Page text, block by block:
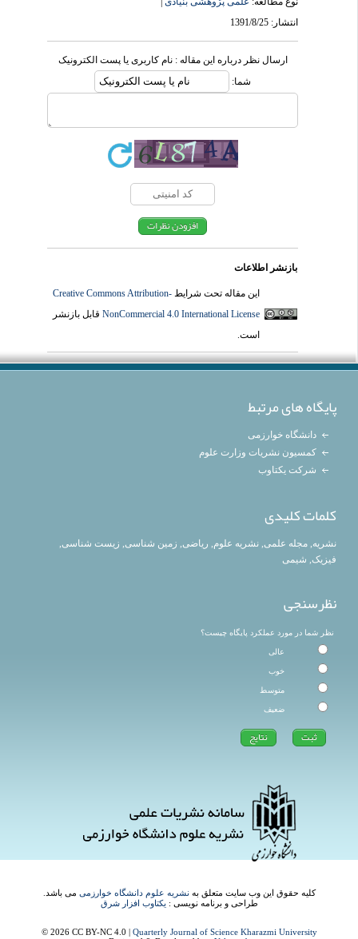
انتشار: 1391/8/25
ارسال نظر درباره این مقاله : نام کاربری یا پست الکترونیک
شما:
بازنشر اطلاعات
این مقاله تحت شرایطCreative Commons Attribution-
NonCommercial 4.0 International Licenseقابل بازنشر
است.
پایگاه های مرتبط
دانشگاه خوارزمی
کمسیون نشریات وزارت علوم
شرکت یکتاوب
کلمات کلیدی
نشریه ,مجله علمی,نشریه علوم,ریاضی,زمین شناسی,زیست شناسی,
فیزیک,شیمی
نظرسنجی
نظر شما در مورد عملکرد پایگاه چیست؟
عالی
خوب
متوسط
ضعیف
کلیه حقوق این وب سایت متعلق به نشریه علوم دانشگاه خوارزمیمی باشد.
طراحی و برنامه نویسی : یکتاوب افزار شرق
© 2026 CC BY-NC 4.0 |Quarterly Journal of Science Kharazmi University